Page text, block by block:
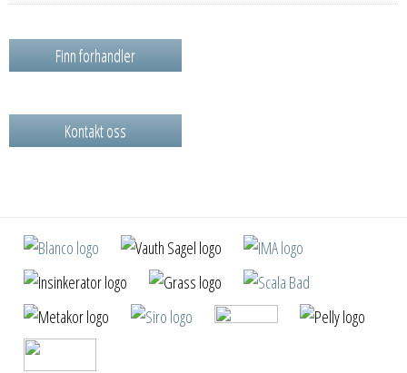
Finn forhandler
Kontakt oss